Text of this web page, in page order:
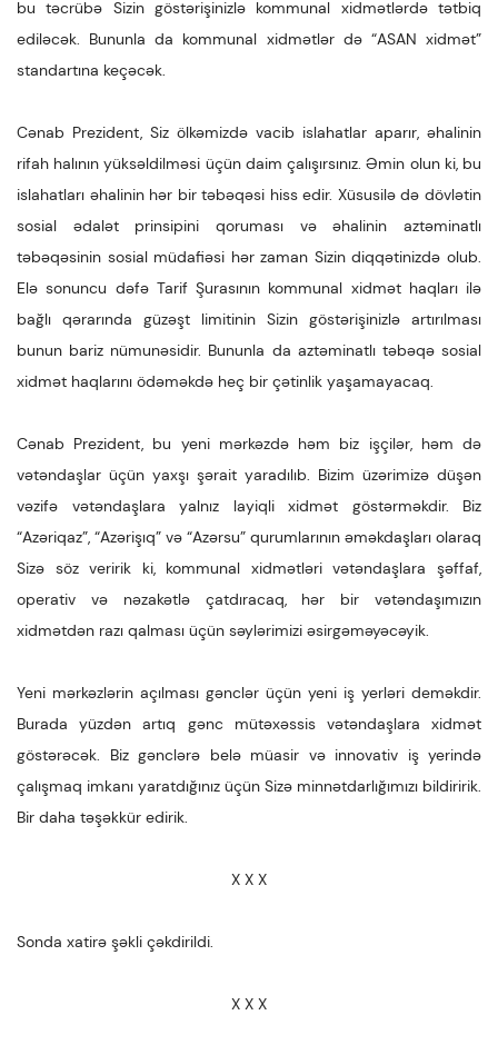
bu təcrübə Sizin göstərişinizlə kommunal xidmətlərdə tətbiq
ediləcək. Bununla da kommunal xidmətlər də “ASAN xidmət”
standartına keçəcək.
Cənab Prezident, Siz ölkəmizdə vacib islahatlar aparır, əhalinin
rifah halının yüksəldilməsi üçün daim çalışırsınız. Əmin olun ki, bu
islahatları əhalinin hər bir təbəqəsi hiss edir. Xüsusilə də dövlətin
sosial ədalət prinsipini qoruması və əhalinin aztəminatlı
təbəqəsinin sosial müdafiəsi hər zaman Sizin diqqətinizdə olub.
Elə sonuncu dəfə Tarif Şurasının kommunal xidmət haqları ilə
bağlı qərarında güzəşt limitinin Sizin göstərişinizlə artırılması
bunun bariz nümunəsidir. Bununla da aztəminatlı təbəqə sosial
xidmət haqlarını ödəməkdə heç bir çətinlik yaşamayacaq.
Cənab Prezident, bu yeni mərkəzdə həm biz işçilər, həm də
vətəndaşlar üçün yaxşı şərait yaradılıb. Bizim üzərimizə düşən
vəzifə vətəndaşlara yalnız layiqli xidmət göstərməkdir. Biz
“Azəriqaz”, “Azərişıq” və “Azərsu” qurumlarının əməkdaşları olaraq
Sizə söz veririk ki, kommunal xidmətləri vətəndaşlara şəffaf,
operativ və nəzakətlə çatdıracaq, hər bir vətəndaşımızın
xidmətdən razı qalması üçün səylərimizi əsirgəməyəcəyik.
Yeni mərkəzlərin açılması gənclər üçün yeni iş yerləri deməkdir.
Burada yüzdən artıq gənc mütəxəssis vətəndaşlara xidmət
göstərəcək. Biz gənclərə belə müasir və innovativ iş yerində
çalışmaq imkanı yaratdığınız üçün Sizə minnətdarlığımızı bildiririk.
Bir daha təşəkkür edirik.
X X X
Sonda xatirə şəkli çəkdirildi.
X X X